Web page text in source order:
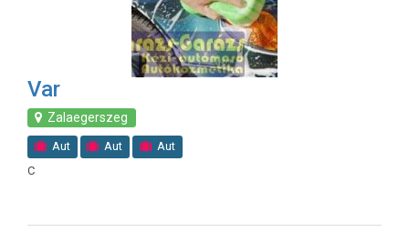
Var
Zalaegerszeg
Aut Aut
Aut
C